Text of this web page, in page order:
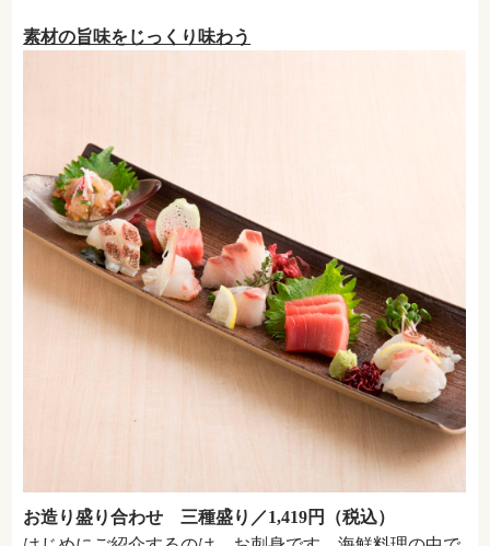
素材の旨味をじっくり味わう
お造り盛り合わせ 三種盛り／1,419円（税込）